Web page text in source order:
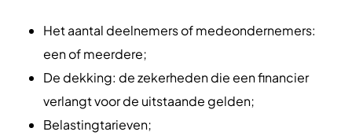
Het aantal deelnemers of medeondernemers:
een of meerdere;
De dekking: de zekerheden die een financier
verlangt voor de uitstaande gelden;
Belastingtarieven;